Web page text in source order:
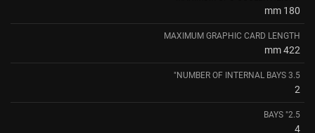
180 mm
MAXIMUM GRAPHIC CARD LENGTH
422 mm
NUMBER OF INTERNAL BAYS 3.5"
2
2.5" BAYS
4